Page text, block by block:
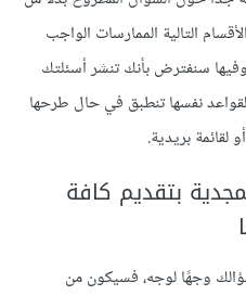
التالية الممارسات الواجب
وفيها سنفترض بأنك تنشر أسئلتك
نفسها تنطبق في حال طرحها
بريدية.
بتقديم كافة
وجهًا لوجه، فسيكون من